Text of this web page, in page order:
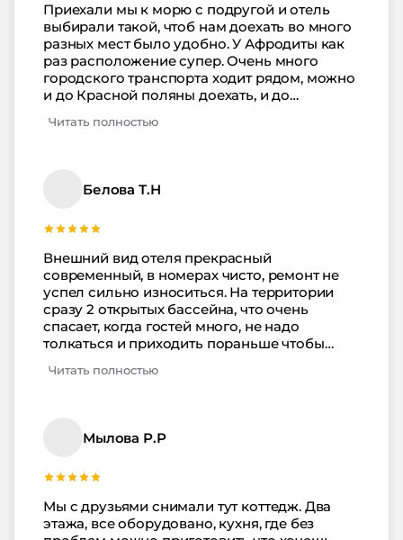
Приехали мы к морю с подругой и отель
выбирали такой, чтоб нам доехать во много
разных мест было удобно. У Афродиты как
раз расположение супер. Очень много
городского транспорта ходит рядом, можно
и до Красной поляны доехать, и до
везде погуляли, получился очень
Читать полностью
Белова Т.Н
Внешний вид отеля прекрасный
современный, в номерах чисто, ремонт не
успел сильно износиться. На территории
сразу 2 открытых бассейна, что очень
спасает, когда гостей много, не надо
толкаться и приходить пораньше чтобы
ухоженный, шезлонги и зонтики есть. Нас
Читать полностью
Мылова Р.Р
Мы с друзьями снимали тут коттедж. Два
этажа, все оборудовано, кухня, где без